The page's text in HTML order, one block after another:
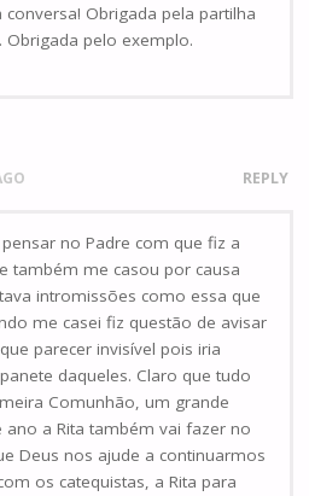
Obrigada pela partilha
pelo exemplo.
REPLY
no Padre com que fiz a
também me casou por causa
intromissões como essa que
me casei fiz questão de avisar
parecer invisível pois iria
daqueles. Claro que tudo
Comunhão, um grande
ano a Rita também vai fazer no
Deus nos ajude a continuarmos
os catequistas, a Rita para